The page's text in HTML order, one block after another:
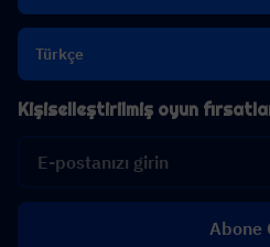
Türkçe
Kişiselleştirilmiş oyun
Abone